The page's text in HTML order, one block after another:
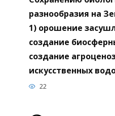
разнообразия на
1) орошение
создание
создание
искусственных
22